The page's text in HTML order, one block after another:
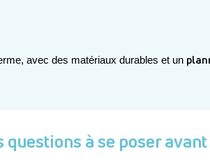
avec des matériaux durables et un
à se poser